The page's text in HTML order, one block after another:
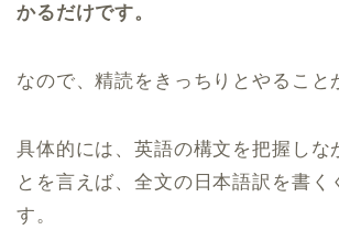
かるだけです。
なので、精読をきっちりとやること
具体的には、英語の構文を把握しな
とを言えば、全文の日本語訳を書く
す。